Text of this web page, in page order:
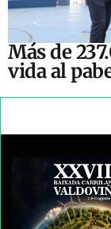
Más de
vida al